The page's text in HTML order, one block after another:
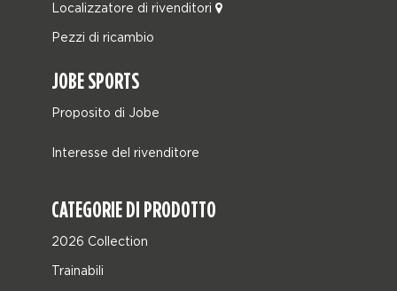
Localizzatore di rivenditori
Pezzi di ricambio
JOBE SPORTS
Proposito di Jobe
Interesse del rivenditore
CATEGORIE DI PRODOTTO
2026 Collection
Trainabili